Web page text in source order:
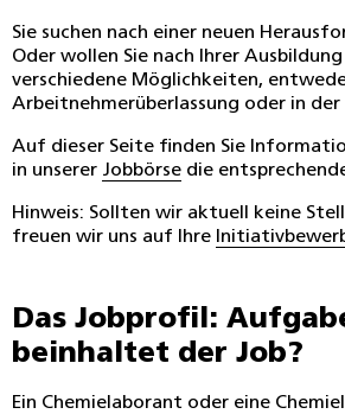
Sie suchen nach einer neuen
Oder wollen Sie nach Ihrer
verschiedene Möglichkeiten,
Arbeitnehmerüberlassung oder in
Auf dieser Seite finden Sie
in unserer Jobbörse die
Hinweis: Sollten wir aktuell keine
freuen wir uns auf Ihre
Das Jobprofil:
beinhaltet der Job?
Ein Chemielaborant oder eine